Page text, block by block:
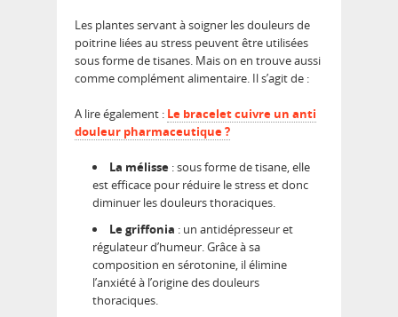
Les plantes servant à soigner les douleurs de
poitrine liées au stress peuvent être utilisées
sous forme de tisanes. Mais on en trouve aussi
comme complément alimentaire. Il s’agit de :
A lire également : Le bracelet cuivre un anti
douleur pharmaceutique ?
La mélisse : sous forme de tisane, elle
est efficace pour réduire le stress et donc
diminuer les douleurs thoraciques.
Le griffonia : un antidépresseur et
régulateur d’humeur. Grâce à sa
composition en sérotonine, il élimine
l’anxiété à l’origine des douleurs
thoraciques.